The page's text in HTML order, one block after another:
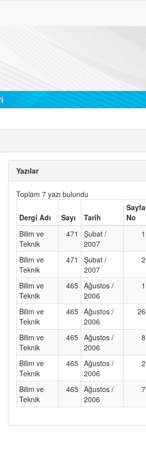
Yazılar
Toplam 7 yazı bulundu
Dergi Adı Sayı Tarih
Sayfa
No
Bilim ve
Teknik
471
Şubat /
2007
1
Bilim ve
Teknik
471
Şubat /
2007
2
Bilim ve
Teknik
465 Ağustos /
2006
1
Bilim ve
Teknik
465 Ağustos /
2006
26
Bilim ve
Teknik
465 Ağustos /
2006
8
Bilim ve
Teknik
465 Ağustos /
2006
2
Bilim ve
Teknik
465 Ağustos /
2006
7